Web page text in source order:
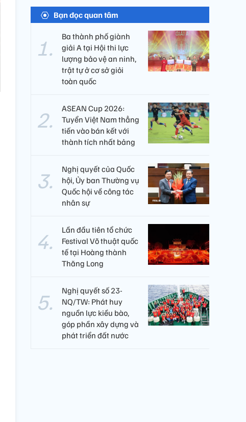
Bạn đọc quan tâm
Ba thành phố giành
giải A tại Hội thi lực
lượng bảo vệ an ninh,
trật tự ở cơ sở giỏi
toàn quốc
ASEAN Cup 2026:
Tuyển Việt Nam thẳng
tiến vào bán kết với
thành tích nhất bảng
Nghị quyết của Quốc
hội, Ủy ban Thường vụ
Quốc hội về công tác
nhân sự
Lần đầu tiên tổ chức
Festival Võ thuật quốc
tế tại Hoàng thành
Thăng Long
Nghị quyết số 23-
NQ/TW: Phát huy
nguồn lực kiều bào,
góp phần xây dựng và
phát triển đất nước